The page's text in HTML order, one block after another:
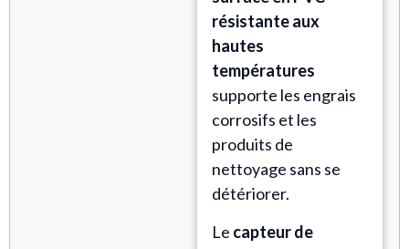
résistante aux
hautes
températures
supporte les engrais
corrosifs et les
produits de
nettoyage sans se
détériorer.
Le capteur de